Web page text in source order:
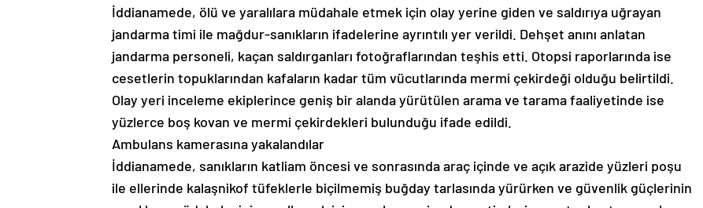
İddianamede, ölü ve yaralılara müdahale etmek için olay yerine giden ve saldırıya uğrayan
jandarma timi ile mağdur-sanıkların ifadelerine ayrıntılı yer verildi. Dehşet anını anlatan
jandarma personeli, kaçan saldırganları fotoğraflarından teşhis etti. Otopsi raporlarında ise
cesetlerin topuklarından kafaların kadar tüm vücutlarında mermi çekirdeği olduğu belirtildi.
Olay yeri inceleme ekiplerince geniş bir alanda yürütülen arama ve tarama faaliyetinde ise
yüzlerce boş kovan ve mermi çekirdekleri bulunduğu ifade edildi.
Ambulans kamerasına yakalandılar
İddianamede, sanıkların katliam öncesi ve sonrasında araç içinde ve açık arazide yüzleri poşu
ile ellerinde kalaşnikof tüfeklerle biçilmemiş buğday tarlasında yürürken ve güvenlik güçlerinin